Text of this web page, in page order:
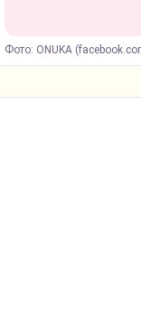
Фото: ONUKA